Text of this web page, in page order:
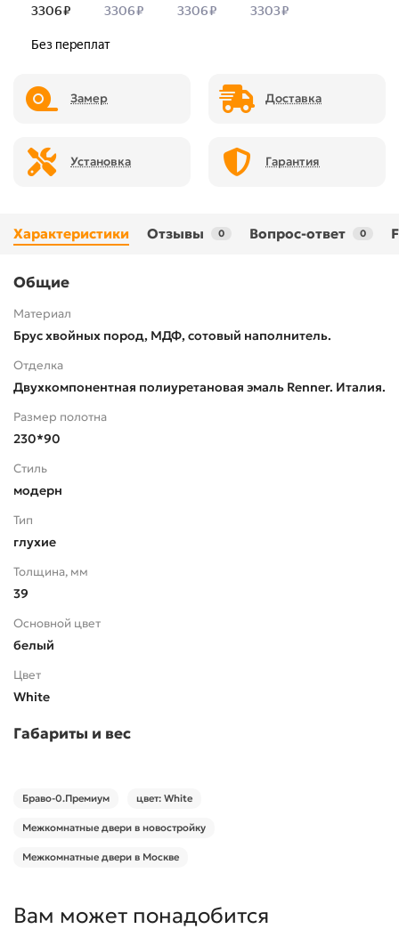
Замер Доставка
Установка Гарантия
Характеристики Отзывы 0 Вопрос-ответ 0
Общие
Материал
Брус хвойных пород, МДФ, сотовый наполнитель.
Отделка
Двухкомпонентная полиуретановая эмаль Renner. Италия.
Размер полотна
230*90
Стиль
модерн
Тип
глухие
Толщина, мм
39
Основной цвет
белый
Цвет
White
Габариты и вес
Браво-0.Премиум цвет: White
Межкомнатные двери в новостройку
Межкомнатные двери в Москве
Вам может понадобится